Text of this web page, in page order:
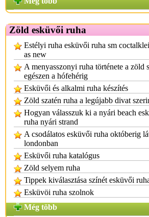
Zöld esküvői ruha
Estélyi ruha esküvői ruha sm
as new
A menyasszonyi ruha története a zöld
egészen a hófehérig
Esküvői és alkalmi ruha készítés
Zöld szatén ruha a legújabb divat
Hogyan válasszuk ki a nyári beach
ruha nyári strand
A csodálatos esküvői ruha októberig
londonban
Esküvői ruha katalógus
Zöld selyem ruha
Tippek kiválasztása színét esküvői
Esküvöi ruha szolnok
Még több